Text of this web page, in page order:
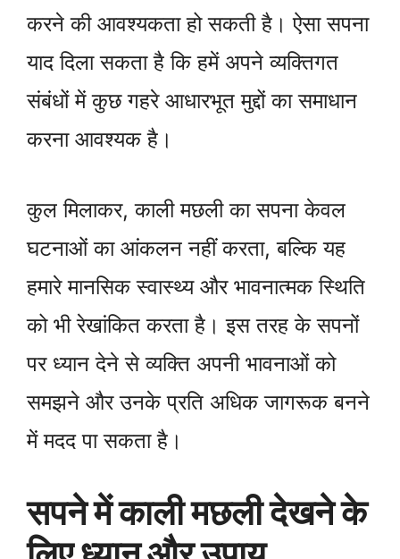
करने की आवश्यकता हो सकती है। ऐसा सपना
याद दिला सकता है कि हमें अपने व्यक्तिगत
संबंधों में कुछ गहरे आधारभूत मुद्दों का समाधान
करना आवश्यक है।
कुल मिलाकर, काली मछली का सपना केवल
घटनाओं का आंकलन नहीं करता, बल्कि यह
हमारे मानसिक स्वास्थ्य और भावनात्मक स्थिति
को भी रेखांकित करता है। इस तरह के सपनों
पर ध्यान देने से व्यक्ति अपनी भावनाओं को
समझने और उनके प्रति अधिक जागरूक बनने
में मदद पा सकता है।
सपने में काली मछली देखने के